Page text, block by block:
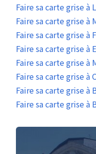
Faire sa carte grise
Faire sa carte grise à
Faire sa carte grise à
Faire sa carte grise à
Faire sa carte grise
Faire sa carte grise à
Faire sa carte grise
Faire sa carte grise à